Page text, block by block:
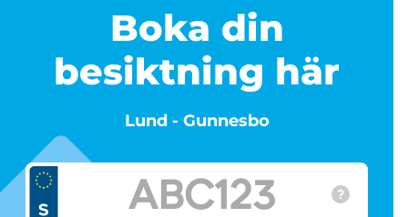
Boka din
besiktning här
Lund - Gunnesbo